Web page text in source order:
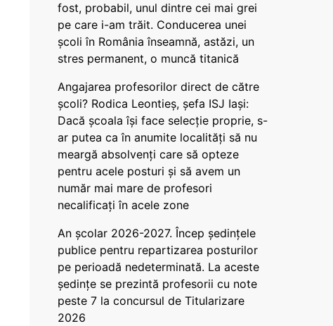
fost, probabil, unul dintre cei mai grei
pe care i-am trăit. Conducerea unei
școli în România înseamnă, astăzi, un
stres permanent, o muncă titanică
Angajarea profesorilor direct de către
școli? Rodica Leontieș, șefa ISJ Iași:
Dacă școala își face selecție proprie, s-
ar putea ca în anumite localități să nu
meargă absolvenți care să opteze
pentru acele posturi și să avem un
număr mai mare de profesori
necalificați în acele zone
An școlar 2026-2027. Încep ședințele
publice pentru repartizarea posturilor
pe perioadă nedeterminată. La aceste
ședințe se prezintă profesorii cu note
peste 7 la concursul de Titularizare
2026